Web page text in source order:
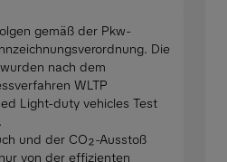
gemäß der Pkw-
Die
nach dem
WLTP
Light-duty vehicles Test
und der CO₂-Ausstoß
von der effizienten